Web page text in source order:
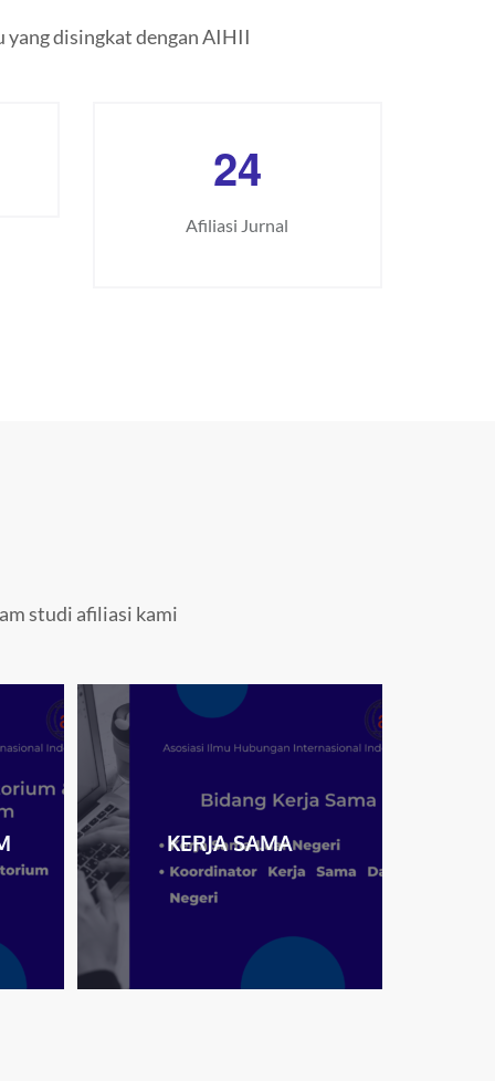
disingkat dengan AIHII
24
Afiliasi Jurnal
studi afiliasi kami
KERJA SAMA